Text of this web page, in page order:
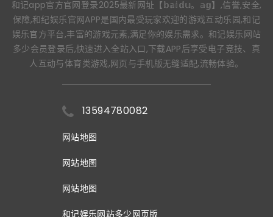
和记app官方官网登录2025最新网址【𝕓𝕒𝕚𝕕𝕦。𝕒𝕘】,信誉,安全,
保障,和纪娱乐官网APP是国内最受玩家欢迎的游戏互动乐园,和记
娱乐官方平台,丰富的游戏元素,满足你的娱乐需求。和记娱乐网站
多少会员登录后,快速进入全站入口,下载APP后享受电子竞技、真
人互动与体育类游戏,网页与手机版无缝适配,流畅体验。
13594780082
网站地图
网站地图
网站地图
和记娱乐网站多少网页版